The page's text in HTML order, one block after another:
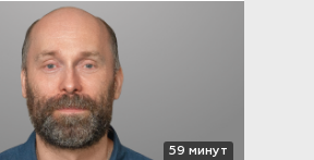
59 минут